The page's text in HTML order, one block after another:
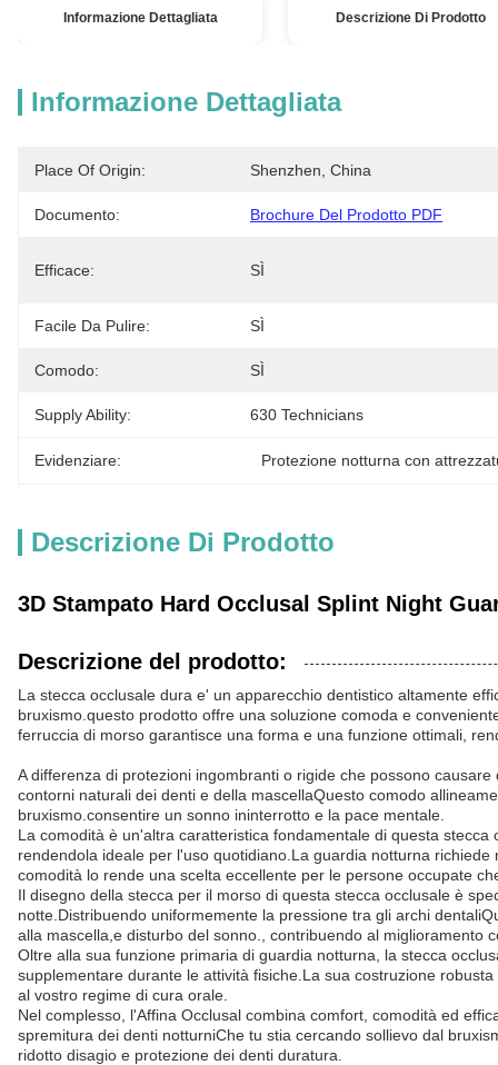
Informazione Dettagliata Descrizione Di Prodotto
Informazione Dettagliata
Place Of Origin: Shenzhen, China
Documento: Brochure Del Prodotto PDF
Efficace: SÌ
Facile Da Pulire: SÌ
Comodo: SÌ
Supply Ability: 630 Technicians
Evidenziare: Protezione notturna con
Descrizione Di Prodotto
3D Stampato Hard Occlusal Splint Night
Descrizione del prodotto:
La stecca occlusale dura e' un apparecchio dentistico altamente
bruxismo.questo prodotto offre una soluzione comoda e
ferruccia di morso garantisce una forma e una funzione ottimali,
A differenza di protezioni ingombranti o rigide che possono
contorni naturali dei denti e della mascellaQuesto comodo
bruxismo.consentire un sonno ininterrotto e la pace mentale.
La comodità è un'altra caratteristica fondamentale di questa
rendendola ideale per l'uso quotidiano.La guardia notturna
comodità lo rende una scelta eccellente per le persone occupate
Il disegno della stecca per il morso di questa stecca occlusale è
notte.Distribuendo uniformemente la pressione tra gli archi
alla mascella,e disturbo del sonno., contribuendo al miglioramento
Oltre alla sua funzione primaria di guardia notturna, la stecca
supplementare durante le attività fisiche.La sua costruzione
al vostro regime di cura orale.
Nel complesso, l'Affina Occlusal combina comfort, comodità ed
spremitura dei denti notturniChe tu stia cercando sollievo dal
ridotto disagio e protezione dei denti duratura.